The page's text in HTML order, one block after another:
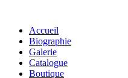
Accueil
Biographie
Galerie
Catalogue
Boutique